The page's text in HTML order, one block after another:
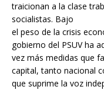
traicionan a la clase
socialistas. Bajo
el peso de la crisis
gobierno del PSUV ha
vez más medidas que
capital, tanto nacional
que suprime la voz